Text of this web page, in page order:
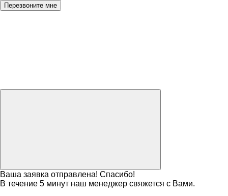
Перезвоните мне
Ваша заявка отправлена! Спасибо!
В течение 5 минут наш менеджер свяжется с Вами.